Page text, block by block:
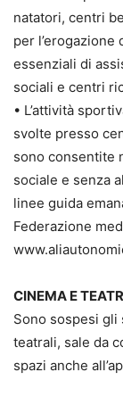
natatori, centri
per
essenziali di
sociali e centri
• L’attività
svolte presso
sono consentite
sociale e senza
linee guida
Federazione
CINEMA E
Sono sospesi
teatrali, sale da
spazi anche